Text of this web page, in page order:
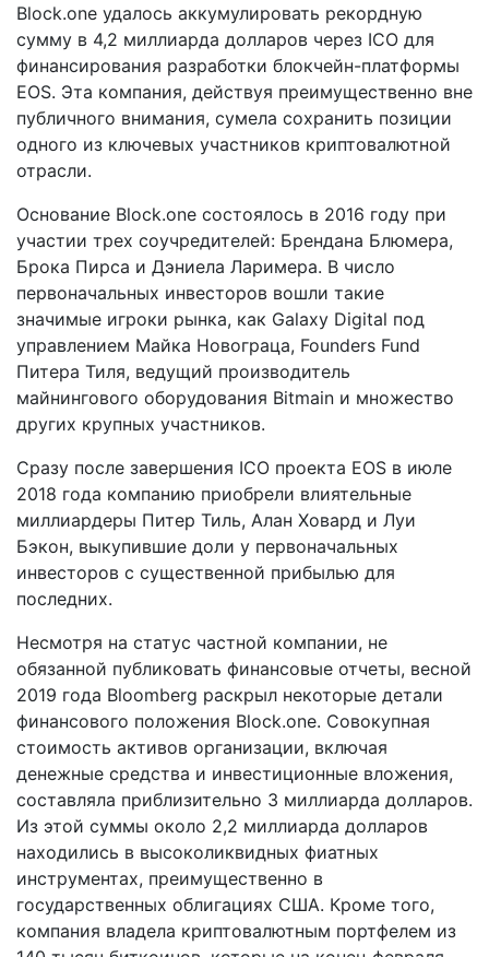
Block.one удалось аккумулировать рекордную
сумму в 4,2 миллиарда долларов через ICO для
финансирования разработки блокчейн-платформы
EOS. Эта компания, действуя преимущественно вне
публичного внимания, сумела сохранить позиции
одного из ключевых участников криптовалютной
отрасли.
Основание Block.one состоялось в 2016 году при
участии трех соучредителей: Брендана Блюмера,
Брока Пирса и Дэниела Ларимера. В число
первоначальных инвесторов вошли такие
значимые игроки рынка, как Galaxy Digital под
управлением Майка Новограца, Founders Fund
Питера Тиля, ведущий производитель
майнингового оборудования Bitmain и множество
других крупных участников.
Сразу после завершения ICO проекта EOS в июле
2018 года компанию приобрели влиятельные
миллиардеры Питер Тиль, Алан Ховард и Луи
Бэкон, выкупившие доли у первоначальных
инвесторов с существенной прибылью для
последних.
Несмотря на статус частной компании, не
обязанной публиковать финансовые отчеты, весной
2019 года Bloomberg раскрыл некоторые детали
финансового положения Block.one. Совокупная
стоимость активов организации, включая
денежные средства и инвестиционные вложения,
составляла приблизительно 3 миллиарда долларов.
Из этой суммы около 2,2 миллиарда долларов
находились в высоколиквидных фиатных
инструментах, преимущественно в
государственных облигациях США. Кроме того,
компания владела криптовалютным портфелем из